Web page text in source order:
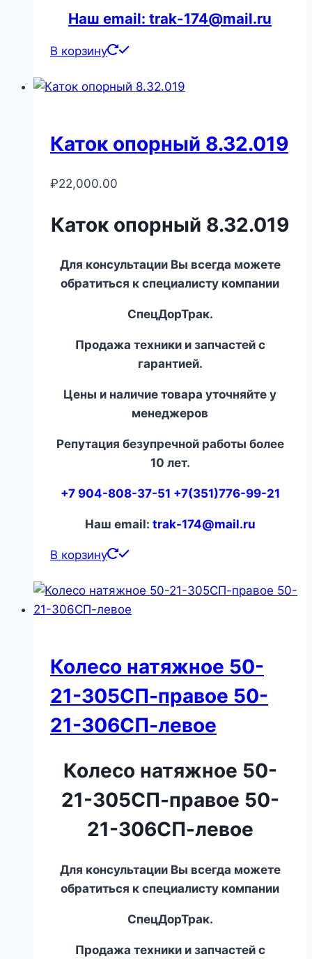
Наш email: trak-174@mail.ru
В корзину
Каток опорный 8.32.019
₽22,000.00
Каток опорный 8.32.019
Для консультации Вы всегда можете
обратиться к специалисту компании
СпецДорТрак.
Продажа техники и запчастей с
гарантией.
Цены и наличие товара уточняйте у
менеджеров
Репутация безупречной работы более
10 лет.
+7 904-808-37-51 +7(351)776-99-21
Наш email: trak-174@mail.ru
В корзину
Колесо натяжное 50-
21-305СП-правое 50-
21-306СП-левое
Колесо натяжное 50-
21-305СП-правое 50-
21-306СП-левое
Для консультации Вы всегда можете
обратиться к специалисту компании
СпецДорТрак.
Продажа техники и запчастей с